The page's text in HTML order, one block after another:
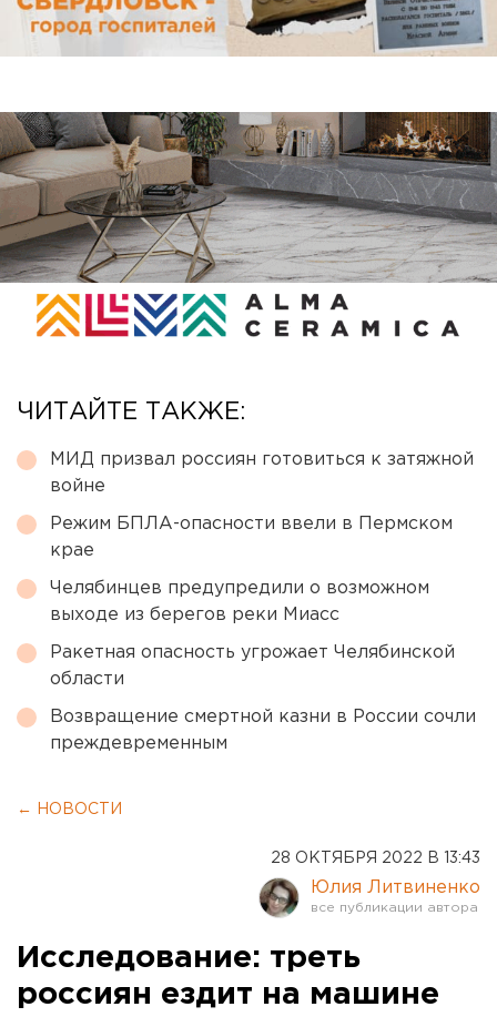
ЧИТАЙТЕ ТАКЖЕ:
МИД призвал россиян готовиться к затяжной
войне
Режим БПЛА-опасности ввели в Пермском
крае
Челябинцев предупредили о возможном
выходе из берегов реки Миасс
Ракетная опасность угрожает Челябинской
области
Возвращение смертной казни в России сочли
преждевременным
← НОВОСТИ
28 ОКТЯБРЯ 2022 В 13:43
Юлия Литвиненко
Исследование: треть
россиян ездит на машине